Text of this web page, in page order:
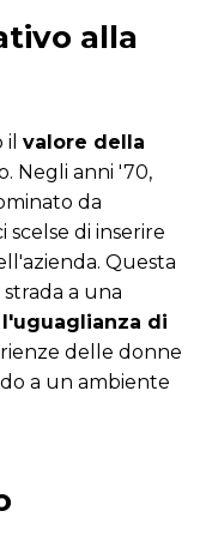
alla
valore della
Negli anni '70,
da
scelse di inserire
Questa
a una
di
delle donne
a un ambiente